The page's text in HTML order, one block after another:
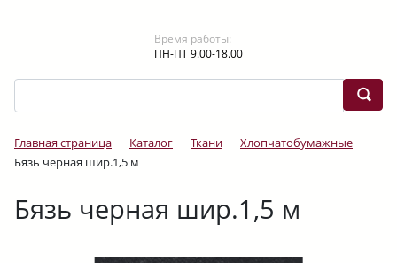
Время работы:
ПН-ПТ 9.00-18.00
Главная страница Каталог Ткани
Хлопчатобумажные
Бязь черная шир.1,5 м
Бязь черная шир.1,5 м